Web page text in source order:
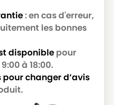
T 2990
T 3800
T 3900
: en cas d'erreur,
les bonnes
disponible pour
à 18:00.
pour changer d’avis